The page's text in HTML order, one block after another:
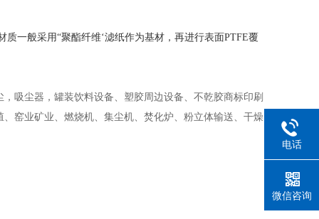
一般采用“聚酯纤维‘滤纸作为基材，再进行表面PTFE覆
吸尘器，罐装饮料设备、塑胶周边设备、不乾胶商标印刷
窑业矿业、燃烧机、集尘机、焚化炉、粉立体输送、干燥
电话
微信咨询